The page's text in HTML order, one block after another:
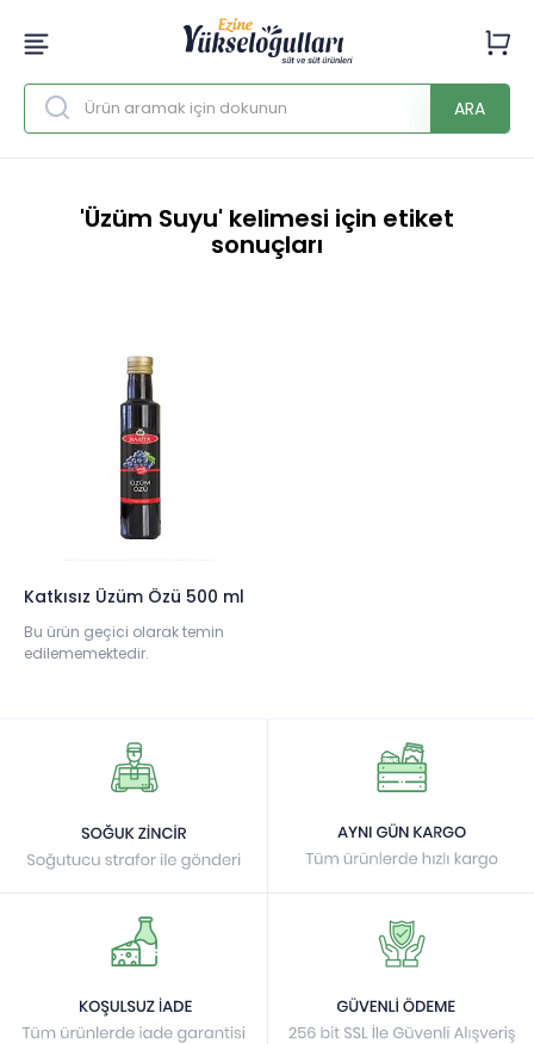
ARA
'Üzüm Suyu' kelimesi için etiket
sonuçları
Katkısız Üzüm Özü 500 ml
Bu ürün geçici olarak temin
edilememektedir.